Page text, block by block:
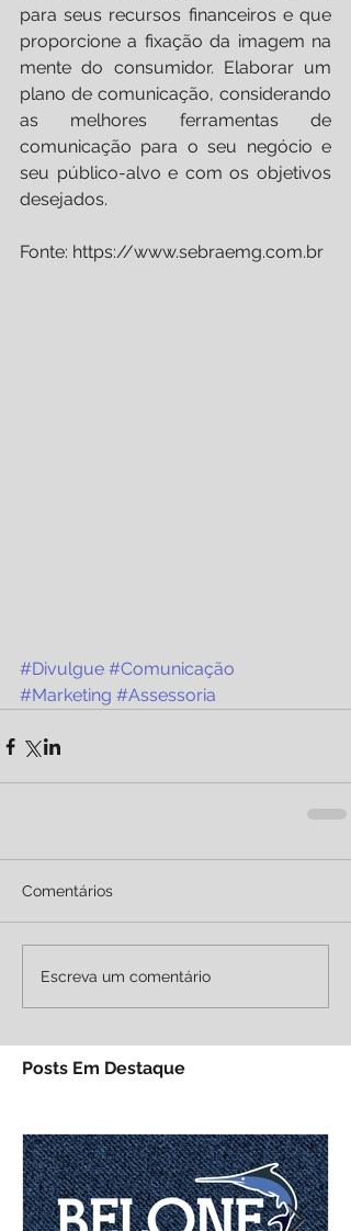
para seus recursos financeiros e que
proporcione a fixação da imagem na
mente do consumidor. Elaborar um
plano de comunicação, considerando
as melhores ferramentas de
comunicação para o seu negócio e
seu público-alvo e com os objetivos
desejados.
Fonte: https://www.sebraemg.com.br
#Divulgue #Comunicação
#Marketing #Assessoria
Comentários
Escreva um comentário
Posts Em Destaque